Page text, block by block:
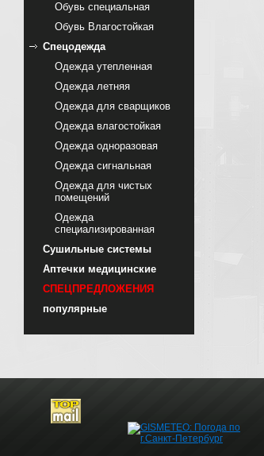
Обувь специальная
Обувь Влагостойкая
Спецодежда
Одежда утепленная
Одежда летняя
Одежда для сварщиков
Одежда влагостойкая
Одежда одноразовая
Одежда сигнальная
Одежда для чистых
помещений
Одежда
специализированная
Сушильные системы
Аптечки медицинские
СПЕЦПРЕДЛОЖЕНИЯ
популярные